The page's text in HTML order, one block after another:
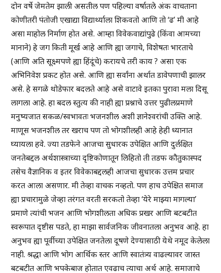
दोन वर्षे जेमतेम झाली असतील पण पहिल्या वर्षातले अंक वाचताना
कोणीतरी पंतोजी एखाद्या विद्यार्थ्याला शिकवतो आणि तो ‘ढ’ मी आहे
असा माहोल निर्माण होत असे. आम्हा विवेकवाद्यांपुढे (किंवा आमच्या
मानाने) हे जग किती मूर्ख आहे आणि ह्या जगाचे, विशेषतः भारताचे
(आणि अति सूक्ष्मपणे ह्या हिंदूंचे) करायचे तरी काय ? असा एक
अभिनिवेश प्रकट होत असे. आणि ह्या सर्वांना अर्थात डावेपणाची झालर
असे. हे सगळे थोडेफार बदलते आहे असे वाटावे इतका पुरावा मला दिसू
लागला आहे. हा बदल स्तुत्य की नाही ह्या प्रश्नाचे उत्तर पुढीलप्रमाणे
मनुष्यजात सकळ/स्वभावतः भजनशील अशी ज्ञानेश्वरांची उक्ति आहे.
माणूस भजनशील तर खराच पण तो भोगशीलही आहे हेही ध्यानात
घ्यायला हवे. ज्या तडफेने आजचा सुधारक उपेक्षित आणि दुर्लक्षित
जनतेबद्दल अर्थशास्त्राच्या दृष्टिकोणातून लिहितो ती तडफ कौतुकास्पद
तसेच वैज्ञानिक व इतर विवेकाबद्दलही आजचा सुधारक उत्तम प्रचार
करत आला असणार. मी तेव्हा वाचक नव्हतो. पण हाच उपेक्षित समाज
ह्या प्रचारामुळे जेव्हा तरंगत वरती सरकतो तेव्हा ‘येरे माझ्या मागल्या’
प्रमाणे त्यांची भजन आणि भोगशीलता अधिक प्रखर आणि बटबटीत
स्वरूपात दृष्टीस पडते, हा माझा सार्वजनिक जीवनातला अनुभव आहे. हा
अनुभव ह्या पूर्वीच्या उपेक्षित जनतेला दूषणे देण्यासाठी येथे नमूद केलेला
नाही. श्रद्धा आणि भोग आर्थिक स्तर आणि स्वातंत्र्य वाढल्यावर जास्त
बटबटीत आणि भपकेबाज होतात एवढाच त्याचा अर्थ आहे. समाजाचे